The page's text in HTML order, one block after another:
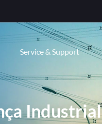
English
한국어
français
Deutsch
Español
Service & Support
Industrial